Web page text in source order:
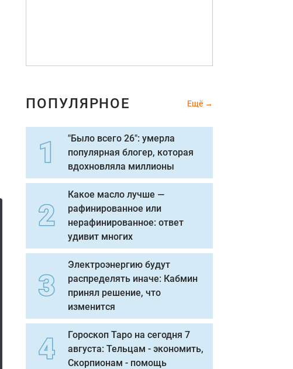
ПОПУЛЯРНОЕ Ещё
"Было всего 26": умерла
популярная блогер, которая
вдохновляла миллионы
Какое масло лучше —
рафинированное или
нерафинированное: ответ
удивит многих
Электроэнергию будут
распределять иначе: Кабмин
принял решение, что
изменится
Гороскоп Таро на сегодня 7
августа: Тельцам - экономить,
Скорпионам - помощь